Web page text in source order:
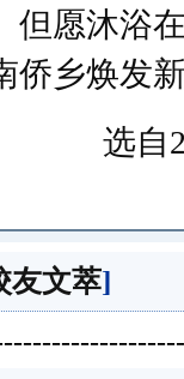
但愿沐浴
侨乡焕发
选自
友文萃]